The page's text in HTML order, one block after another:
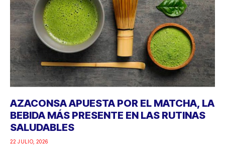
AZACONSA APUESTA POR EL MATCHA, LA
BEBIDA MÁS PRESENTE EN LAS RUTINAS
SALUDABLES
22 JULIO, 2026